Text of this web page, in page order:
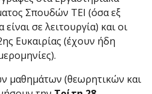
Σπουδών ΤΕΙ (όσα εξ
σε λειτουργία) και οι
Ευκαιρίας (έχουν ήδη
μαθημάτων (θεωρητικών και